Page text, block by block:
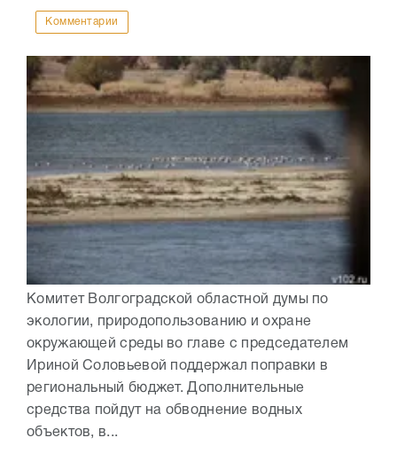
Комментарии
Комитет Волгоградской областной думы по
экологии, природопользованию и охране
окружающей среды во главе с председателем
Ириной Соловьевой поддержал поправки в
региональный бюджет. Дополнительные
средства пойдут на обводнение водных
объектов, в...